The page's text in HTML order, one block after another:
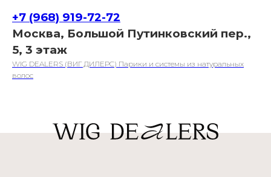
+7 (968) 919-72-72
Москва, Большой Путинковский пер.,
5, 3 этаж
WIG DEALERS (ВИГ ДИЛЕРС) Парики и системы из натуральных
волос